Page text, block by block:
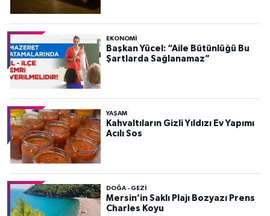
EKONOMI
Başkan Yücel: “Aile Bütünlüğü Bu
Şartlarda Sağlanamaz”
YAŞAM
Kahvaltıların Gizli Yıldızı Ev Yapımı
Acılı Sos
DOĞA - GEZI
Mersin’in Saklı Plajı Bozyazı Prens
Charles Koyu